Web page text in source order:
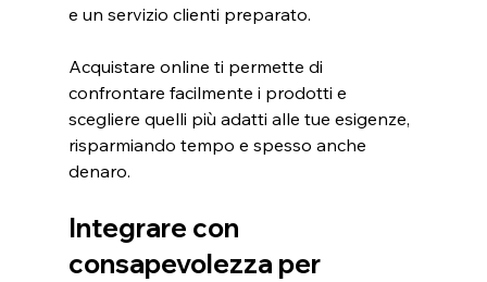
e un servizio clienti preparato.
Acquistare online ti permette di
confrontare facilmente i prodotti e
scegliere quelli più adatti alle tue esigenze,
risparmiando tempo e spesso anche
denaro.
Integrare con
consapevolezza per